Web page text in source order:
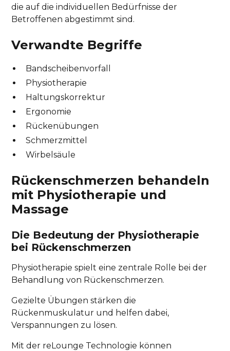
die auf die individuellen Bedürfnisse der
Betroffenen abgestimmt sind.
Verwandte Begriffe
Bandscheibenvorfall
Physiotherapie
Haltungskorrektur
Ergonomie
Rückenübungen
Schmerzmittel
Wirbelsäule
Rückenschmerzen behandeln
mit Physiotherapie und
Massage
Die Bedeutung der Physiotherapie
bei Rückenschmerzen
Physiotherapie spielt eine zentrale Rolle bei der
Behandlung von Rückenschmerzen.
Gezielte Übungen stärken die
Rückenmuskulatur und helfen dabei,
Verspannungen zu lösen.
Mit der reLounge Technologie können